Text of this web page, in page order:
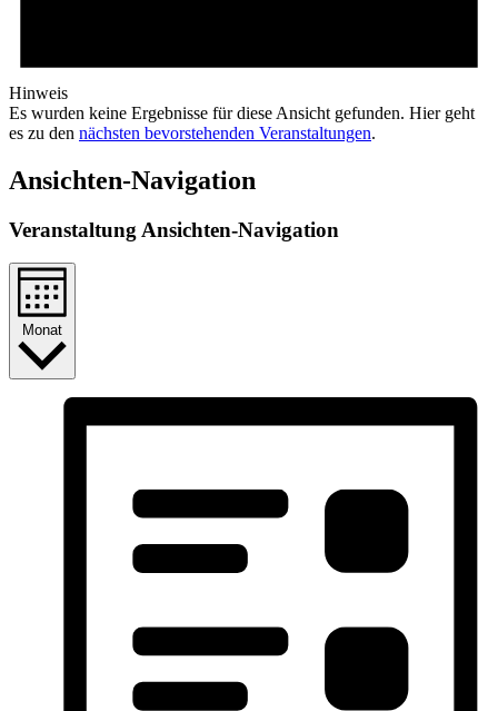
Hinweis
Es wurden keine Ergebnisse für diese Ansicht gefunden. Hier geht
es zu den nächsten bevorstehenden Veranstaltungen.
Ansichten-Navigation
Veranstaltung Ansichten-Navigation
Monat